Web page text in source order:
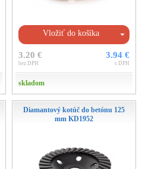
Vložiť do košíka
3.20 €
bez DPH
3.94 €
s DPH
skladom
Diamantový kotúč do betónu 125
mm KD1952